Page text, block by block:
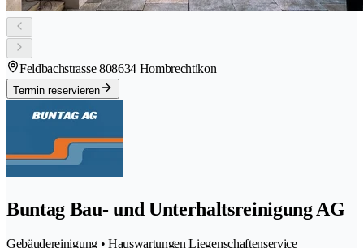
Feldbachstrasse 808634 Hombrechtikon
Termin reservieren
Buntag Bau- und Unterhaltsreinigung AG
Gebäudereinigung • Hauswartungen Liegenschaftenservice